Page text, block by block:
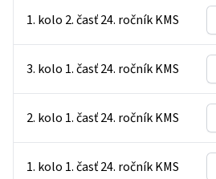
1. kolo 2. časť 24. ročník KMS
3. kolo 1. časť 24. ročník KMS
2. kolo 1. časť 24. ročník KMS
1. kolo 1. časť 24. ročník KMS